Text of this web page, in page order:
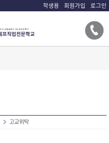
학생용 회원가입 로그인
고교위탁